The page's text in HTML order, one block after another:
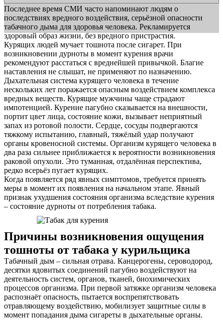
Последнее время СМИ часто напоминают людям о
последствиях вредного воздействия, серьёзной опасности
табачного дыма для здоровья человека. Рекламируется
здоровый образ жизни, без вредного пристрастия.
Курящих людей мучает тошнота после сигарет. При
возникновении дурноты в момент курения врачи
рекомендуют расстаться с вреднейшей привычкой. Благие
наставления не слышат, не применяют по назначению.
Дыхательная система курящего человека в течение
нескольких лет поражается опасным воздействием комплекса
вредных веществ. Курящие мужчины чаще страдают
импотенцией. Курение пагубно сказывается на внешности,
портит цвет лица, состояние кожи, вызывает неприятный
запах из ротовой полости. Сердце, сосуды подвергаются
тяжкому испытанию, главный, тяжёлый удар получают
органы кровеносной системы. Организм курящего человека в
два раза сильнее приближается к вероятности возникновения
раковой опухоли. Это туманная, отдалённая перспектива,
редко всерьёз пугает курящих.
Когда появляется ряд явных симптомов, требуется принять
меры в момент их появления на начальном этапе. Явный
признак ухудшения состояния организма вследствие курения
– состояние дурноты от потребления табака.
Причины возникновения ощущения
тошноты от табака у курильщика
Табачный дым – сильная отрава. Канцерогены, сероводород,
десятки ядовитых соединений пагубно воздействуют на
деятельность систем, органов, тканей, биохимических
процессов организма. При первой затяжке организм человека
распознаёт опасность, пытается воспрепятствовать
отравляющему воздействию, мобилизует защитные силы в
момент попадания дыма сигареты в дыхательные органы.